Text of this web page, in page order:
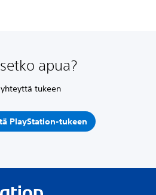
apua?
tukeen
PlayStation-tukeen